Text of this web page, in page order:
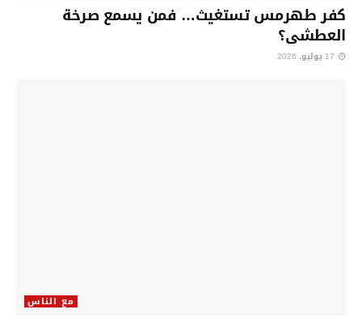
كفر طهرمس تستغيث… فمن يسمع صرخة
العطشى؟
مع الناس